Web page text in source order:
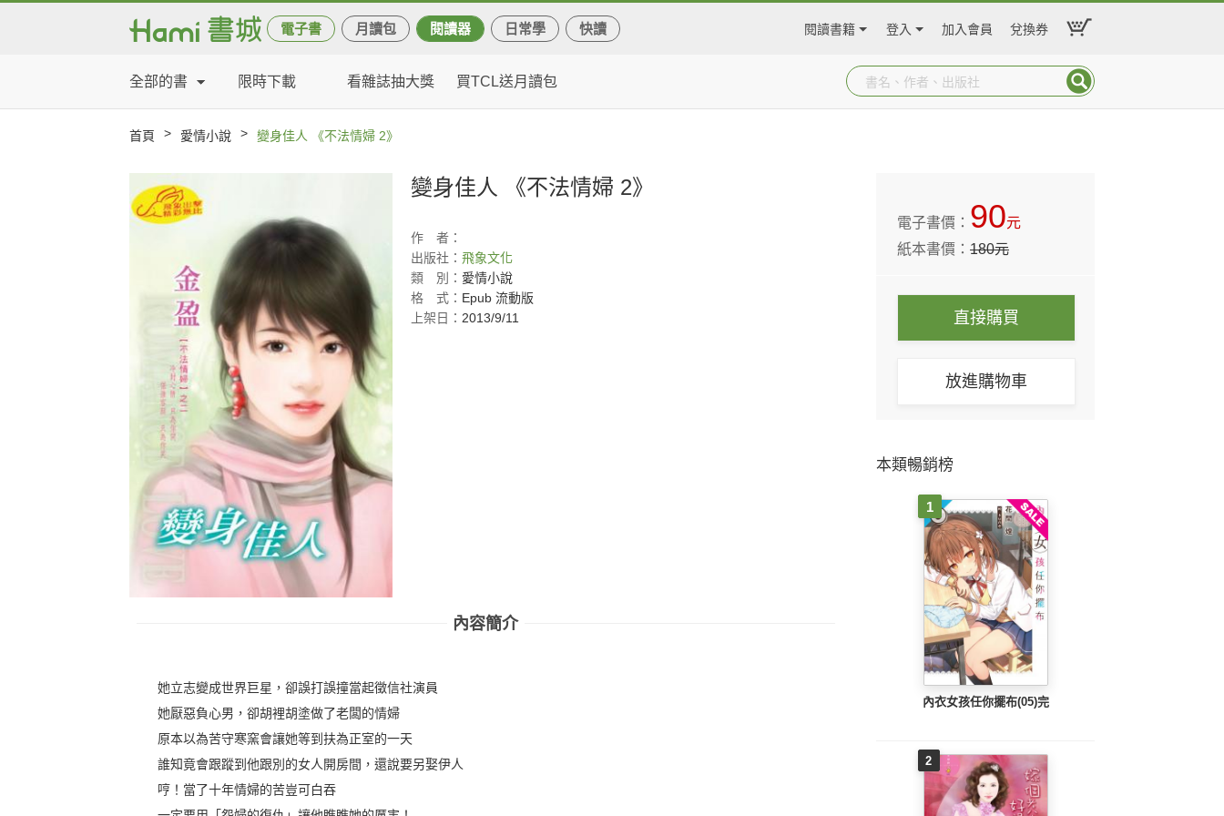
電子書 月讀包 閱讀器 日常學 快讀 閱讀書籍 登入 加入會員 兌換券
全部的書 限時下載 看雜誌抽大獎 買TCL送月讀包
首頁 > 愛情小說 > 變身佳人 《不法情婦 2》
變身佳人 《不法情婦 2》
作
者：
出版社： 飛象文化
類
別： 愛情小說
格
式： Epub 流動版
上架日： 2013/9/11
內容簡介
她立志變成世界巨星，卻誤打誤撞當起徵信社演員
她厭惡負心男，卻胡裡胡塗做了老闆的情婦
原本以為苦守寒窯會讓她等到扶為正室的一天
誰知竟會跟蹤到他跟別的女人開房間，還說要另娶伊人
哼！當了十年情婦的苦豈可白吞
電子書價： 90元
紙本書價：180元
直接購買
放進購物車
本類暢銷榜
1
內衣女孩任你擺布(05)完
2